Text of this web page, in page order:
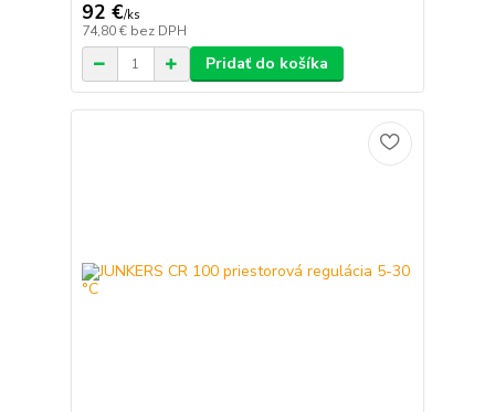
92 €/ks
74,80 € bez DPH
Pridať do košíka